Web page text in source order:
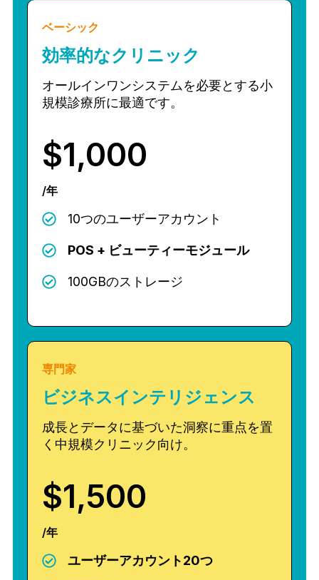
ベーシック
効率的なクリニック
オールインワンシステムを必要とする小
規模診療所に最適です。
$1,000
/年
10つのユーザーアカウント
POS + ビューティーモジュール
100GBのストレージ
専門家
ビジネスインテリジェンス
成長とデータに基づいた洞察に重点を置
く中規模クリニック向け。
$1,500
/年
ユーザーアカウント20つ